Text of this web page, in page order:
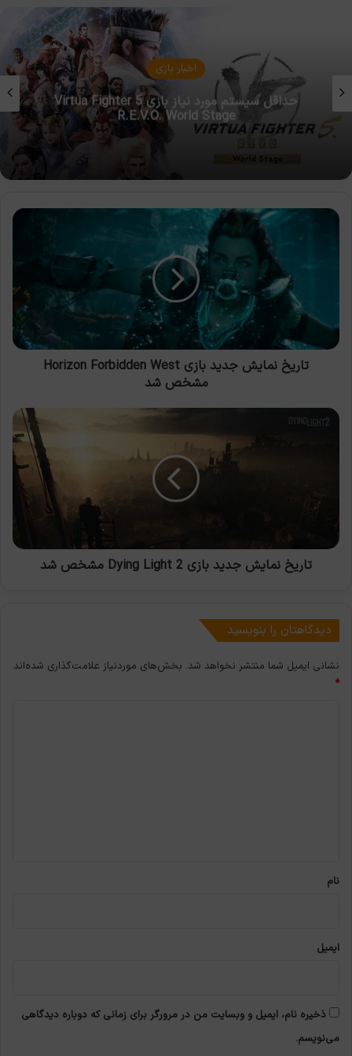
مقالات بازی
۵ راه برای آزاد کردن فضای ذخیره سازی پلی
استیشن ۴
تاریخ
Forbidden
مشخص
شد
تاریخ نمایش جدید بازی Horizon Forbidden West
مشخص شد
تاریخ
نمایش
مشخص
شد
تاریخ نمایش جدید بازی Dying Light 2 مشخص شد
دیدگاهتان را بنویسید
نشانی ایمیل شما منتشر نخواهد شد. بخش‌های موردنیاز علامت‌گذاری شده‌اند
*
نام
ایمیل
ذخیره نام، ایمیل و وبسایت من در مرورگر برای زمانی که دوباره دیدگاهی
می‌نویسم.